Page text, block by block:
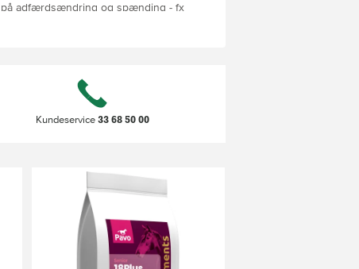
adfærdsændring og spænding - fx
Kundeservice33 68 50 00